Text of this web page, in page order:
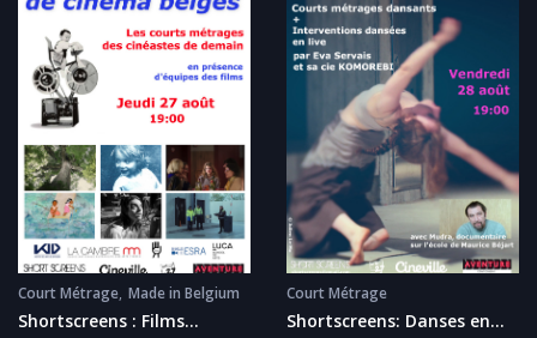
Court Métrage Made in Belgium
Shortscreens : Films
Court Métrage
Shortscreens: Danses en